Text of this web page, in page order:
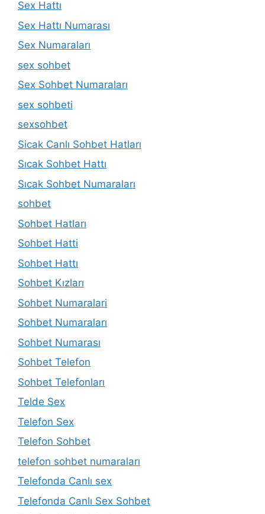
Sex Hattı
Sex Hattı Numarası
Sex Numaraları
sex sohbet
Sex Sohbet Numaraları
sex sohbeti
sexsohbet
Sicak Canlı Sohbet Hatları
Sıcak Sohbet Hattı
Sıcak Sohbet Numaraları
sohbet
Sohbet Hatları
Sohbet Hatti
Sohbet Hattı
Sohbet Kızları
Sohbet Numaralari
Sohbet Numaraları
Sohbet Numarası
Sohbet Telefon
Sohbet Telefonları
Telde Sex
Telefon Sex
Telefon Sohbet
telefon sohbet numaraları
Telefonda Canlı sex
Telefonda Canlı Sex Sohbet